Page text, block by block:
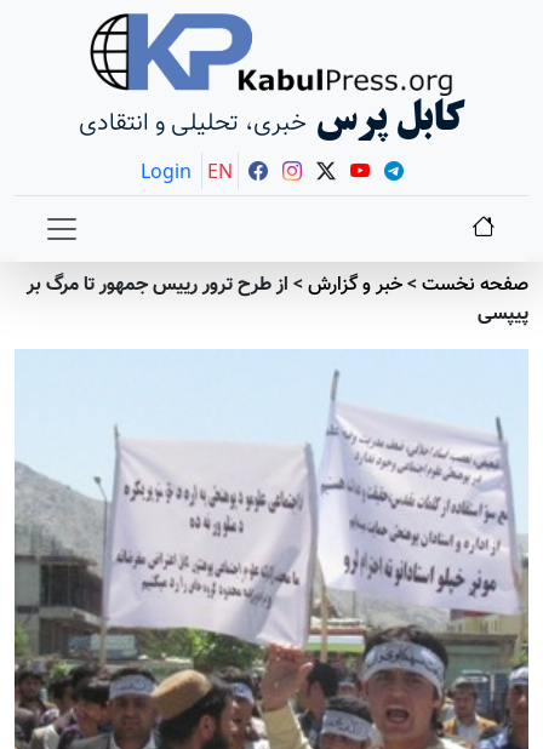
کابل پرس خبری، تحلیلی و انتقادی
Login EN
صفحه نخست>خبر و گزارش> از طرح ترور رییس جمهور تا مرگ بر
پیپسی